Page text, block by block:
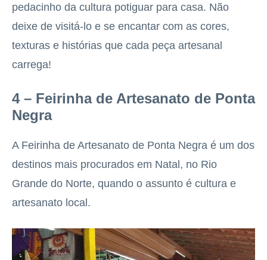
pedacinho da cultura potiguar para casa. Não
deixe de visitá-lo e se encantar com as cores,
texturas e histórias que cada peça artesanal
carrega!
4 – Feirinha de Artesanato de Ponta
Negra
A Feirinha de Artesanato de Ponta Negra é um dos
destinos mais procurados em Natal, no Rio
Grande do Norte, quando o assunto é cultura e
artesanato local.